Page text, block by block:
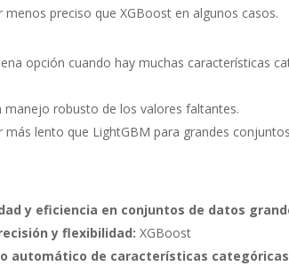
menos preciso que XGBoost en algunos casos.
opción cuando hay muchas características
manejo robusto de los valores faltantes.
más lento que LightGBM para grandes
y eficiencia en conjuntos de datos
y flexibilidad: XGBoost
automático de características